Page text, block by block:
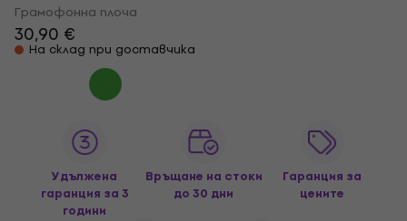
Грамофонна плоча
30,90 €
На склад при доставчика
Удължена
гаранция за 3
години
Връщане на стоки
до 30 дни
Гаранция за
цените